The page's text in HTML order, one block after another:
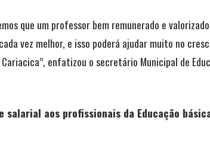
que um professor bem remunerado e
vez melhor, e isso poderá ajudar muito no
Cariacica”, enfatizou o secretário Municipal de
salarial aos profissionais da Educação